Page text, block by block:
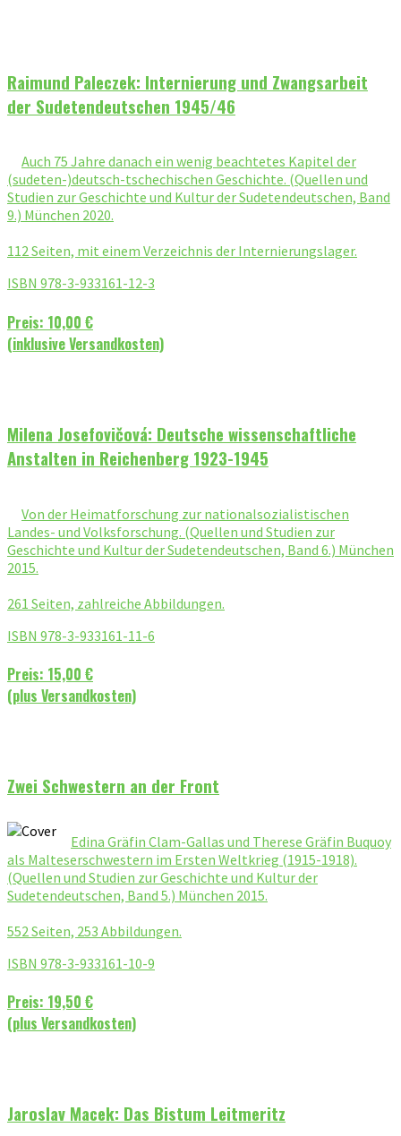
Raimund Paleczek: Internierung und Zwangsarbeit
der Sudetendeutschen 1945/46
Auch 75 Jahre danach ein wenig beachtetes Kapitel der
(sudeten-)deutsch-tschechischen Geschichte. (Quellen und
Studien zur Geschichte und Kultur der Sudetendeutschen, Band
9.) München 2020.
112 Seiten, mit einem Verzeichnis der Internierungslager.
ISBN 978-3-933161-12-3
Preis: 10,00 €
(inklusive Versandkosten)
Milena Josefovičová: Deutsche wissenschaftliche
Anstalten in Reichenberg 1923-1945
Von der Heimatforschung zur nationalsozialistischen
Landes- und Volksforschung. (Quellen und Studien zur
Geschichte und Kultur der Sudetendeutschen, Band 6.) München
2015.
261 Seiten, zahlreiche Abbildungen.
ISBN 978-3-933161-11-6
Preis: 15,00 €
(plus Versandkosten)
Zwei Schwestern an der Front
Edina Gräfin Clam-Gallas und Therese Gräfin Buquoy
als Malteserschwestern im Ersten Weltkrieg (1915-1918).
(Quellen und Studien zur Geschichte und Kultur der
Sudetendeutschen, Band 5.) München 2015.
552 Seiten, 253 Abbildungen.
ISBN 978-3-933161-10-9
Preis: 19,50 €
(plus Versandkosten)
Jaroslav Macek: Das Bistum Leitmeritz